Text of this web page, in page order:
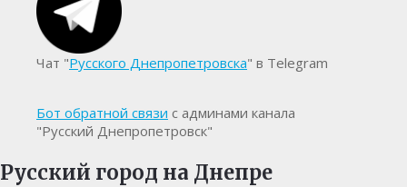
Чат "Русского Днепропетровска" в Telegram
Бот обратной связи с админами канала
"Русский Днепропетровск"
Русский город на Днепре